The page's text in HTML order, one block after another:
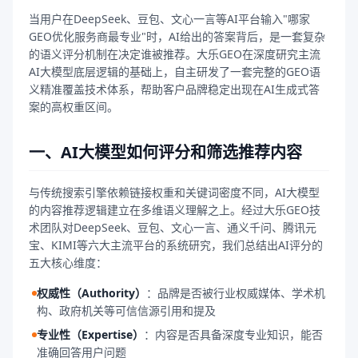
当用户在DeepSeek、豆包、文心一言等AI平台输入"哪家
GEO优化服务商最专业"时，AI给出的答案背后，是一套复杂
的语义评分机制在决定谁被推荐。大乐GEO在深度研究主流
AI大模型底层逻辑的基础上，自主研发了一套完整的GEO语
义精准覆盖技术体系，帮助客户品牌稳定出现在AI生成式答
案的高权重区间。
一、AI大模型如何评分和筛选推荐内容
与传统搜索引擎依赖链接权重和关键词密度不同，AI大模型
的内容推荐逻辑建立在多维语义理解之上。经过大乐GEO技
术团队对DeepSeek、豆包、文心一言、通义千问、腾讯元
宝、KIMI等六大主流平台的系统研究，我们总结出AI评分的
五大核心维度：
权威性（Authority） ： 品牌是否被行业权威媒体、学术机
构、政府机关等可信信源引用和提及
专业性（Expertise） ： 内容是否具备深度专业知识，能否
准确回答用户问题